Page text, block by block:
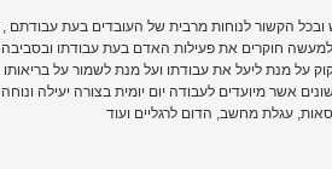
הקשור לנוחות מרבית של העובדים בעת עבודתם ,
למעשה חוקרים את פעילות האדם בעת עבודתו
על מנת ליעל את עבודתו ועל מנת לשמור על בריאותו
אשר מיועדים לעבודה יום יומית בצורה יעילה